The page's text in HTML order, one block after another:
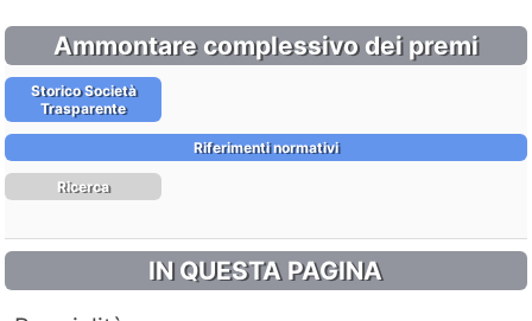
Ammontare complessivo dei premi
Storico Società
Trasparente
Riferimenti normativi
Ricerca
IN QUESTA PAGINA